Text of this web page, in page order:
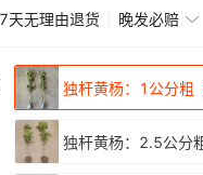
7天无理由退货 晚发必赔
独杆黄杨：1公分粗
独杆黄杨：2.5公分